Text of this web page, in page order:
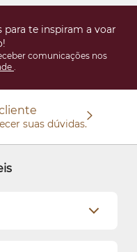
para te inspiram a voar
comunicações nos
.
suas dúvidas.